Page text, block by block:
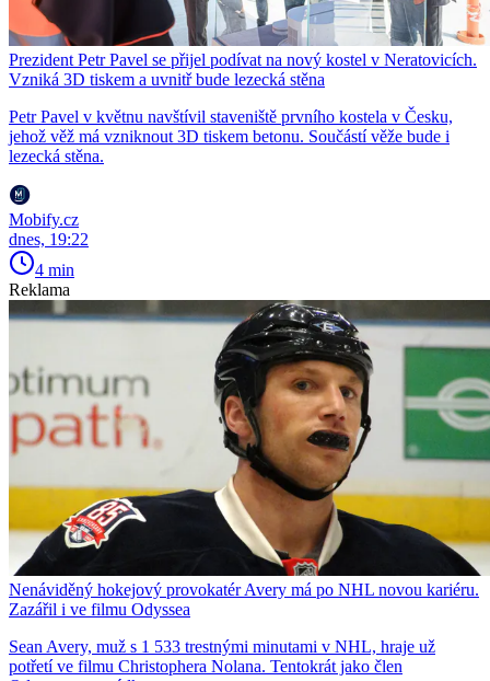
Prezident Petr Pavel se přijel podívat na nový kostel v Neratovicích.
Vzniká 3D tiskem a uvnitř bude lezecká stěna
Petr Pavel v květnu navštívil staveniště prvního kostela v Česku,
jehož věž má vzniknout 3D tiskem betonu. Součástí věže bude i
lezecká stěna.
Mobify.cz
dnes, 19:22
4 min
Reklama
Nenáviděný hokejový provokatér Avery má po NHL novou kariéru.
Zazářil i ve filmu Odyssea
Sean Avery, muž s 1 533 trestnými minutami v NHL, hraje už
potřetí ve filmu Christophera Nolana. Tentokrát jako člen